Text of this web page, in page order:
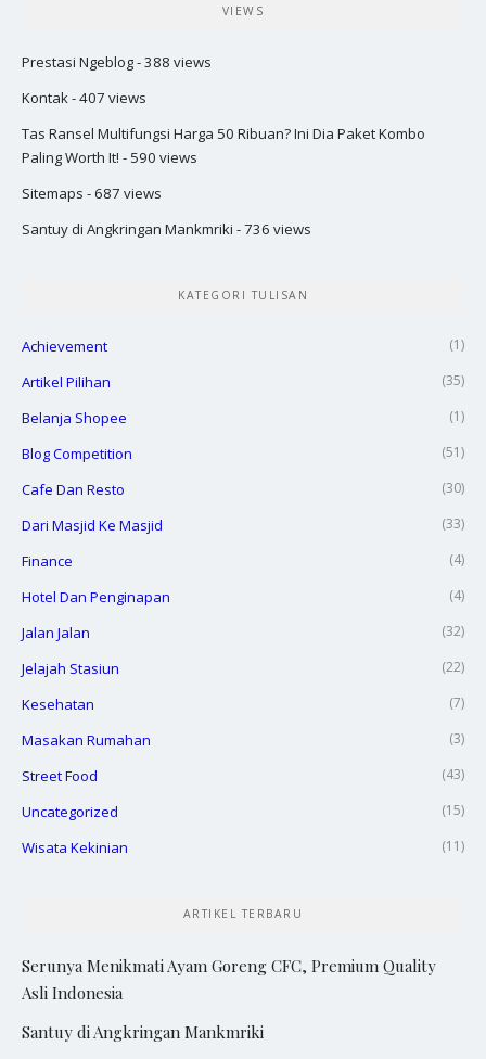
VIEWS
Prestasi Ngeblog- 388 views
Kontak- 407 views
Tas Ransel Multifungsi Harga 50 Ribuan? Ini Dia Paket Kombo
Paling Worth It! - 590 views
Sitemaps - 687 views
Santuy di Angkringan Mankmriki - 736 views
KATEGORI TULISAN
Achievement (1)
Artikel Pilihan (35)
Belanja Shopee (1)
Blog Competition (51)
Cafe Dan Resto (30)
Dari Masjid Ke Masjid (33)
Finance (4)
Hotel Dan Penginapan (4)
Jalan Jalan (32)
Jelajah Stasiun (22)
Kesehatan (7)
Masakan Rumahan (3)
Street Food (43)
Uncategorized (15)
Wisata Kekinian (11)
ARTIKEL TERBARU
Serunya Menikmati Ayam Goreng CFC, Premium Quality
Asli Indonesia
Santuy di Angkringan Mankmriki